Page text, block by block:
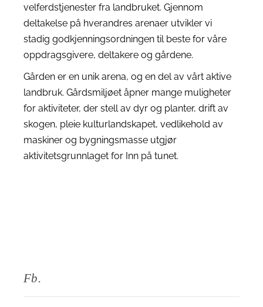
velferdstjenester fra landbruket. Gjennom
deltakelse på hverandres arenaer utvikler vi
stadig godkjenningsordningen til beste for våre
oppdragsgivere, deltakere og gårdene.
Gården er en unik arena, og en del av vårt aktive
landbruk. Gårdsmiljøet åpner mange muligheter
for aktiviteter, der stell av dyr og planter, drift av
skogen, pleie kulturlandskapet, vedlikehold av
maskiner og bygningsmasse utgjør
aktivitetsgrunnlaget for Inn på tunet.
Fb.